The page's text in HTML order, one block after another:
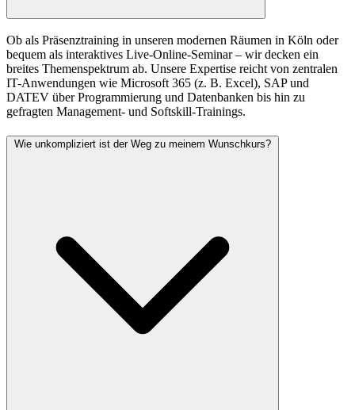
Ob als Präsenztraining in unseren modernen Räumen in Köln oder
bequem als interaktives Live-Online-Seminar – wir decken ein
breites Themenspektrum ab. Unsere Expertise reicht von zentralen
IT-Anwendungen wie Microsoft 365 (z. B. Excel), SAP und
DATEV über Programmierung und Datenbanken bis hin zu
gefragten Management- und Softskill-Trainings.
Wie unkompliziert ist der Weg zu meinem Wunschkurs?